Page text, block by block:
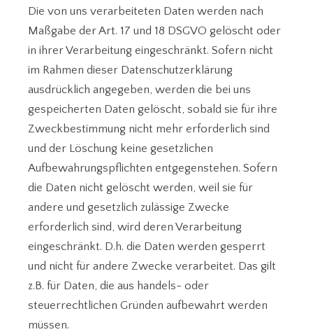
Die von uns verarbeiteten Daten werden nach
Maßgabe der Art. 17 und 18 DSGVO gelöscht oder
in ihrer Verarbeitung eingeschränkt. Sofern nicht
im Rahmen dieser Datenschutzerklärung
ausdrücklich angegeben, werden die bei uns
gespeicherten Daten gelöscht, sobald sie für ihre
Zweckbestimmung nicht mehr erforderlich sind
und der Löschung keine gesetzlichen
Aufbewahrungspflichten entgegenstehen. Sofern
die Daten nicht gelöscht werden, weil sie für
andere und gesetzlich zulässige Zwecke
erforderlich sind, wird deren Verarbeitung
eingeschränkt. D.h. die Daten werden gesperrt
und nicht für andere Zwecke verarbeitet. Das gilt
z.B. für Daten, die aus handels- oder
steuerrechtlichen Gründen aufbewahrt werden
müssen.